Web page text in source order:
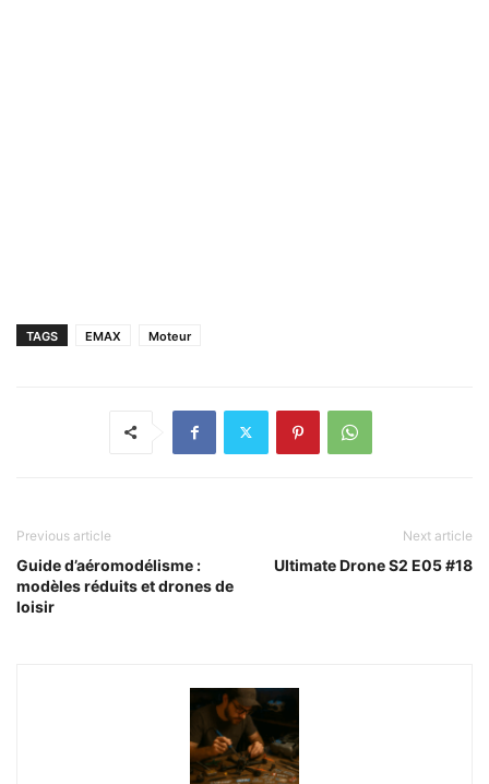
TAGS EMAX Moteur
Previous article
Guide d’aéromodélisme :
modèles réduits et drones de
loisir
Next article
Ultimate Drone S2 E05 #18